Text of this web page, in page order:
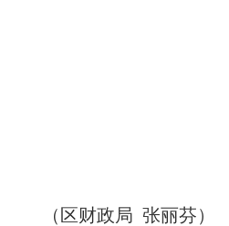
（区财政局 张丽芬）